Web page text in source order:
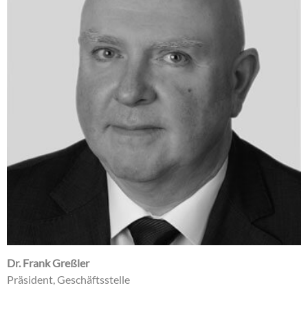
Dr. Frank Greßler
Präsident, Geschäftsstelle